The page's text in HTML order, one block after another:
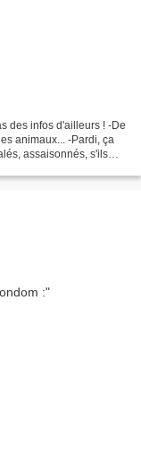
des infos d'ailleurs ! -De
animaux... -Pardi, ça
assaisonnés, s'ils